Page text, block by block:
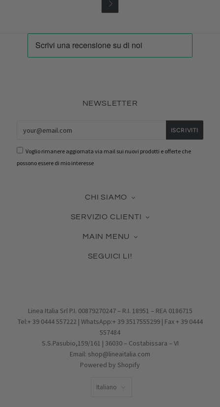

NEWSLETTER
Voglio rimanere aggiornata via mail sui nuovi prodotti e offerte che
possono essere di mio interesse
CHI SIAMO
La nostra azienda
Certificato Made in Italy
Blog
SERVIZIO CLIENTI
Guida alle Misure
Come usare la tua Gift Card
Cookie Policy
MAIN MENU
Novità & Best Seller
SEGUICI LI!
Linea Italia Srl P.I. 00879270247 – R.I. 18951 – REA 0186715
Tel:+ 39 0444 557222 | WhatsApp:+ 39 3517555299 | Fax + 39 0444
557484
S.S.Pasubio,159/161 | 36030 – Costabissara – VI
Email: shop@lineaitalia.com
Powered by Shopify
LINGUA
Italiano